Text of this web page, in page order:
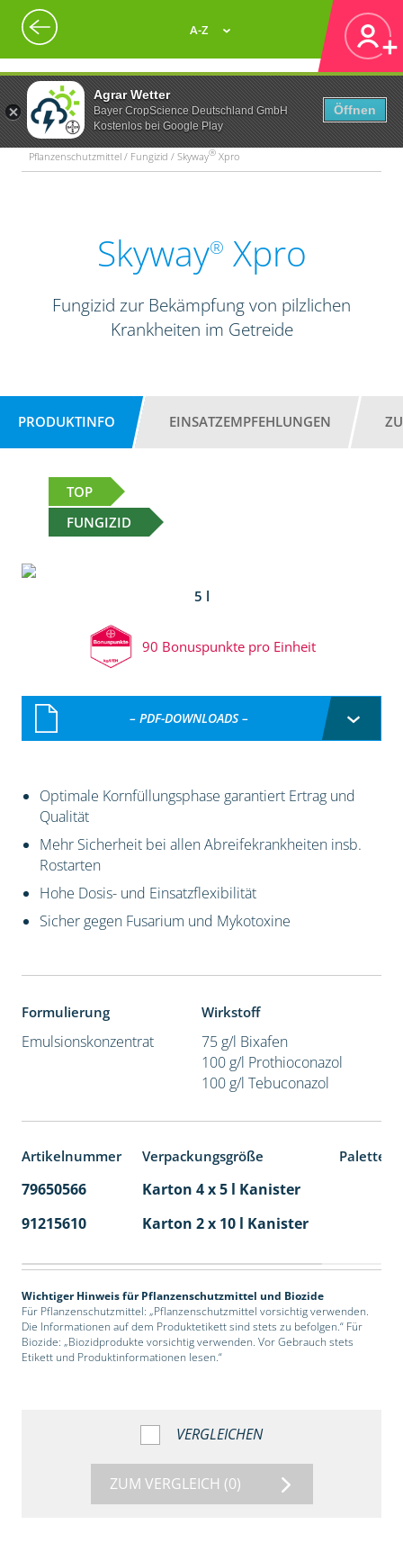
Agrar Wetter
Bayer CropScience Deutschland GmbH
Kostenlos bei Google Play
Öffnen
A-Z
Pflanzenschutzmittel / Fungizid / Skyway® Xpro
Skyway® Xpro
Fungizid zur Bekämpfung von pilzlichen
Krankheiten im Getreide
PRODUKTINFO EINSATZEMPFEHLUNGEN
TOP
FUNGIZID
5 l
90 Bonuspunkte pro Einheit
– PDF-DOWNLOADS –
Optimale Kornfüllungsphase garantiert Ertrag und
Qualität
Mehr Sicherheit bei allen Abreifekrankheiten insb.
Rostarten
Hohe Dosis- und Einsatzflexibilität
Sicher gegen Fusarium und Mykotoxine
Formulierung
Emulsionskonzentrat
Wirkstoff
75 g/l Bixafen
100 g/l Prothioconazol
100 g/l Tebuconazol
Artikelnummer Verpackungsgröße
79650566 Karton 4 x 5 l Kanister
91215610
Karton 2 x 10 l Kanister
Wichtiger Hinweis für Pflanzenschutzmittel und Biozide
Für Pflanzenschutzmittel: „Pflanzenschutzmittel vorsichtig verwenden.
Die Informationen auf dem Produktetikett sind stets zu befolgen.“ Für
Biozide: „Biozidprodukte vorsichtig verwenden. Vor Gebrauch stets
Etikett und Produktinformationen lesen.“
VERGLEICHEN
ZUM VERGLEICH (0)